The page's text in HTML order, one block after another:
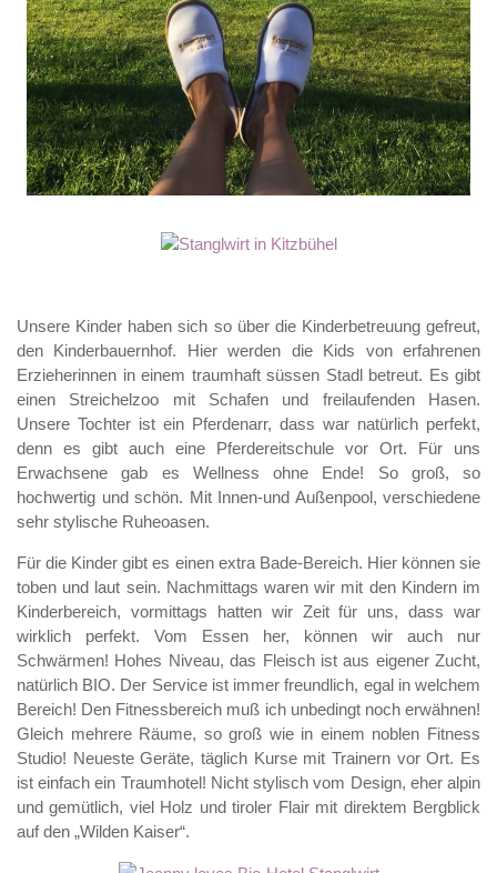
Unsere Kinder haben sich so über die Kinderbetreuung gefreut,
den Kinderbauernhof. Hier werden die Kids von erfahrenen
Erzieherinnen in einem traumhaft süssen Stadl betreut. Es gibt
einen Streichelzoo mit Schafen und freilaufenden Hasen.
Unsere Tochter ist ein Pferdenarr, dass war natürlich perfekt,
denn es gibt auch eine Pferdereitschule vor Ort. Für uns
Erwachsene gab es Wellness ohne Ende! So groß, so
hochwertig und schön. Mit Innen-und Außenpool, verschiedene
sehr stylische Ruheoasen.
Für die Kinder gibt es einen extra Bade-Bereich. Hier können sie
toben und laut sein. Nachmittags waren wir mit den Kindern im
Kinderbereich, vormittags hatten wir Zeit für uns, dass war
wirklich perfekt. Vom Essen her, können wir auch nur
Schwärmen! Hohes Niveau, das Fleisch ist aus eigener Zucht,
natürlich BIO. Der Service ist immer freundlich, egal in welchem
Bereich! Den Fitnessbereich muß ich unbedingt noch erwähnen!
Gleich mehrere Räume, so groß wie in einem noblen Fitness
Studio! Neueste Geräte, täglich Kurse mit Trainern vor Ort. Es
ist einfach ein Traumhotel! Nicht stylisch vom Design, eher alpin
und gemütlich, viel Holz und tiroler Flair mit direktem Bergblick
auf den „Wilden Kaiser“.